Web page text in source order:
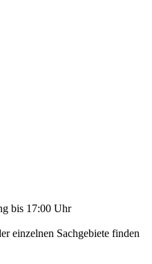
bis 17:00 Uhr
einzelnen Sachgebiete finden